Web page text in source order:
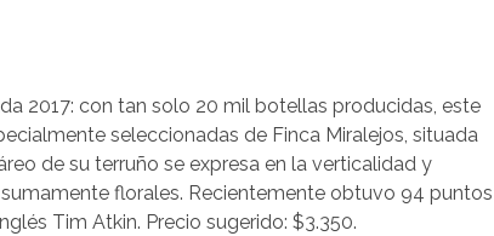
2017: con tan solo 20 mil botellas producidas, este
seleccionadas de Finca Miralejos, situada
de su terruño se expresa en la verticalidad y
florales. Recientemente obtuvo 94 puntos
Tim Atkin. Precio sugerido: $3.350.